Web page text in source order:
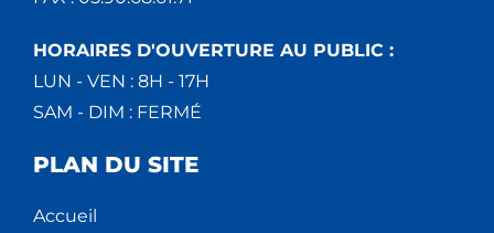
HORAIRES D'OUVERTURE AU PUBLIC :
LUN - VEN : 8H - 17H
SAM - DIM : FERMÉ
PLAN DU SITE
Accueil